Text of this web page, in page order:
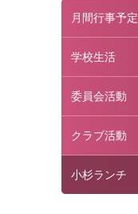
月間行事予定
学校生活
委員会活動
クラブ活動
小杉ランチ